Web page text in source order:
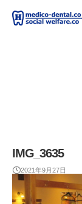
IMG_3635
2021年9月27日